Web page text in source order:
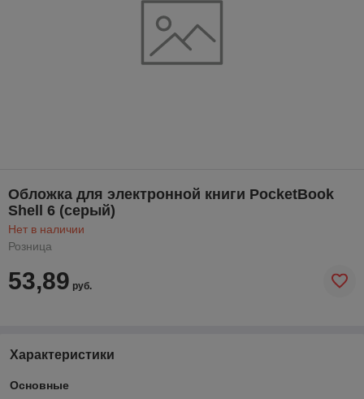
Обложка для электронной книги PocketBook
Shell 6 (серый)
Нет в наличии
Розница
53,89 руб.
Характеристики
Основные